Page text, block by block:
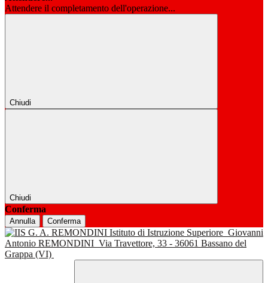
Attendere il completamento dell'operazione...
Chiudi
Chiudi
Conferma
Annulla Conferma
Istituto di Istruzione Superiore Giovanni
Antonio REMONDINI Via Travettore, 33 - 36061 Bassano del
Grappa (VI)